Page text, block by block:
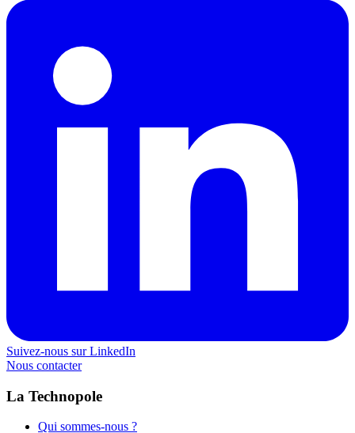
Suivez-nous sur LinkedIn
Nous contacter
La Technopole
Qui sommes-nous ?